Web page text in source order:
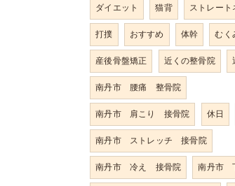
ダイエット
猫背
ストレート
打撲
おすすめ 体幹
むく
産後骨盤矯正
近くの整骨院
南丹市 腰痛 整骨院
南丹市 肩こり 接骨院
休日
南丹市 ストレッチ 接骨院
南丹市 冷え 接骨院
南丹市